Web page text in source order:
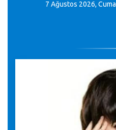
7 Ağustos 2026, Cuma